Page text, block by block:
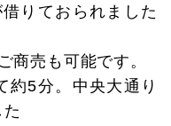
りておられました
商売も可能です。
約5分。中央大通り